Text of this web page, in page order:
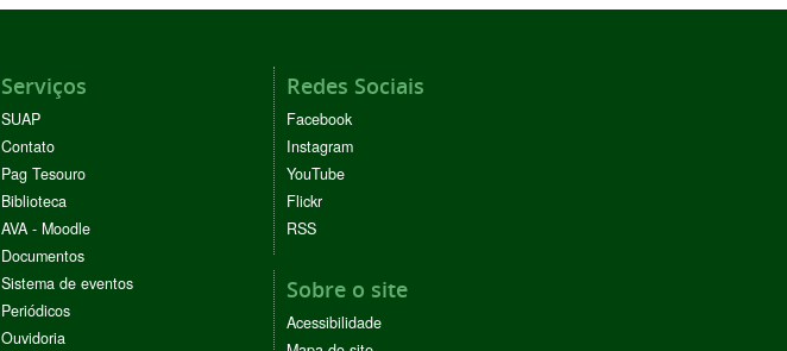
Serviços
SUAP
Contato
Pag Tesouro
Biblioteca
AVA - Moodle
Documentos
Sistema de eventos
Periódicos
Ouvidoria
Redes Sociais
Facebook
Instagram
YouTube
Flickr
RSS
Sobre o site
Acessibilidade